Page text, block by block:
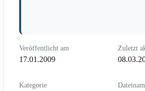
Veröffentlicht am
17.01.2009
Zuletzt
Kategorie